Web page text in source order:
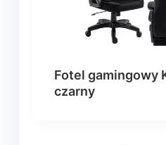
Fotel gamingowy
czarny